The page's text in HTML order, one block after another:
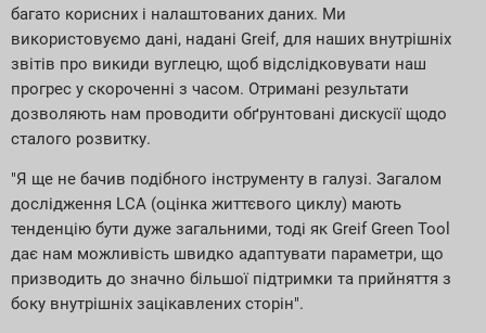
багато корисних і налаштованих даних. Ми
використовуємо дані, надані Greif, для наших внутрішніх
звітів про викиди вуглецю, щоб відслідковувати наш
прогрес у скороченні з часом. Отримані результати
дозволяють нам проводити обґрунтовані дискусії щодо
сталого розвитку.
"Я ще не бачив подібного інструменту в галузі. Загалом
дослідження LCA (оцінка життєвого циклу) мають
тенденцію бути дуже загальними, тоді як Greif Green Tool
дає нам можливість швидко адаптувати параметри, що
призводить до значно більшої підтримки та прийняття з
боку внутрішніх зацікавлених сторін".